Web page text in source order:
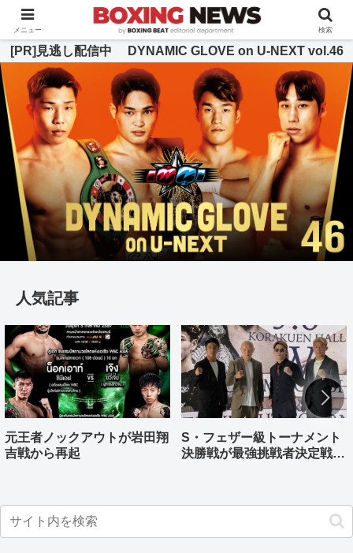
BOXING BEAT [ボクシング・ビート] 公式サイト
[PR]見逃し配信中 DYNAMIC GLOVE on U-NEXT vol.46
人気記事
元王者ノックアウトが岩田翔
吉戦から再起
S・フェザー級トーナメント
決勝戦が最強挑戦者決定戦兼
メニュー 検索